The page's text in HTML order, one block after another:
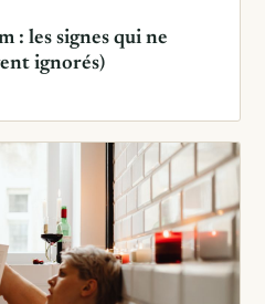
: les signes qui ne
ignorés)